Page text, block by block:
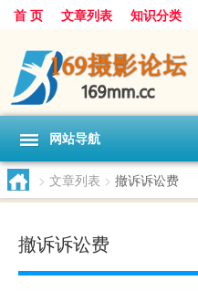
首 页 文章列表 知识分类
网站导航
> 文章列表 > 撤诉诉讼费
撤诉诉讼费